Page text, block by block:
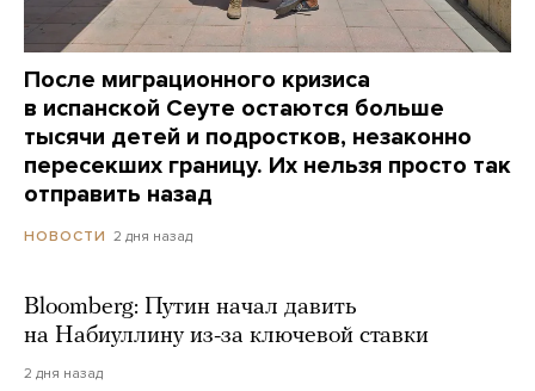
После миграционного кризиса
в испанской Сеуте остаются больше
тысячи детей и подростков, незаконно
пересекших границу. Их нельзя просто так
отправить назад
НОВОСТИ 2 дня назад
Bloomberg: Путин начал давить
на Набиуллину из-за ключевой ставки
2 дня назад